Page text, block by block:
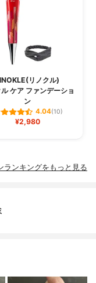
リノクル)
ル ケア ファンデーショ
ン
4.04(10)
¥2,980
ランキングをもっと見る